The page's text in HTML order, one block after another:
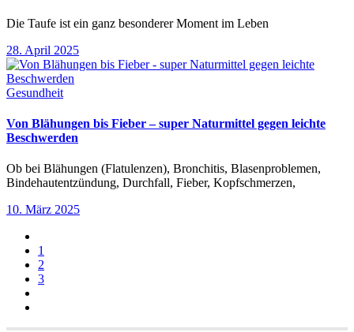
Die Taufe ist ein ganz besonderer Moment im Leben
28. April 2025
Gesundheit
Von Blähungen bis Fieber – super Naturmittel gegen leichte
Beschwerden
Ob bei Blähungen (Flatulenzen), Bronchitis, Blasenproblemen,
Bindehautentzündung, Durchfall, Fieber, Kopfschmerzen,
10. März 2025
1
2
3